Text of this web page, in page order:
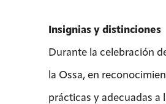
Insignias y distinciones
Durante la celebración
la Ossa, en
prácticas y adecuadas a